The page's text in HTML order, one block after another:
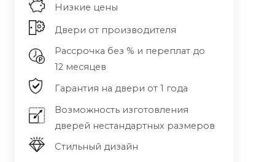
Низкие цены
Двери от производителя
Рассрочка без % и переплат до
12 месяцев
Гарантия на двери от 1 года
Возможность изготовления
дверей нестандартных размеров
Стильный дизайн